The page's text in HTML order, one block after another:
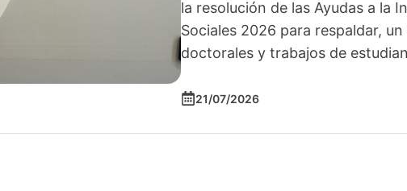
la resolución de las Ayudas a la
Sociales 2026 para respaldar,
doctorales y trabajos de
21/07/2026